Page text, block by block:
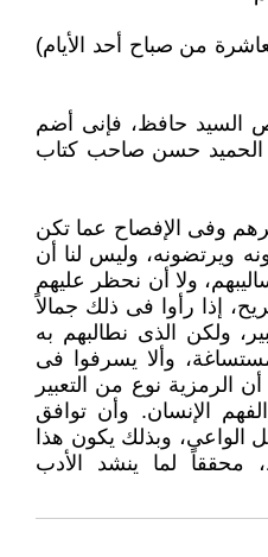
من صباح أحد الأيام)
السيد حافظ، فإنى أضم
الحميد حسن صاحب كتاب
وفى الإفصاح عما تكن
ويرتضونه، وليس لنا أن
ولا أن نحظر عليهم
إذا رأوا فى ذلك جمالاً
ولكن الذى نطالبهم به
وألا يسرفوا فى
أن الرمزية نوع من التعبير
الإنسان. وأن توافق
الواعى، وبذلك يكون هذا
محققاً لما ينشد الأدب